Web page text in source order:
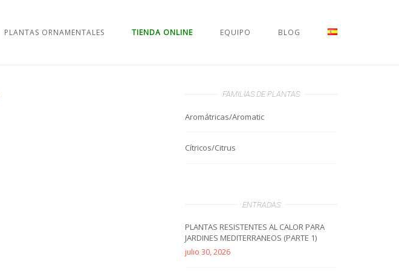
PLANTAS ORNAMENTALES TIENDA ONLINE EQUIPO BLOG
FAMILIAS DE PLANTAS
Aromátricas/Aromatic
Cítricos/Citrus
ENTRADAS
PLANTAS RESISTENTES AL CALOR PARA
JARDINES MEDITERRANEOS (PARTE 1)
julio 30, 2026